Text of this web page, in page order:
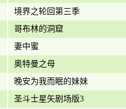
境界之轮回第三季
哥布林的洞窟
妻中蜜
奥特曼之母
晚安为我而眠的妹妹
圣斗士星矢剧场版3